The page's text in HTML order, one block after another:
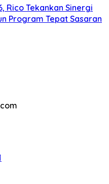
Rico Tekankan Sinergi
Program Tepat Sasaran